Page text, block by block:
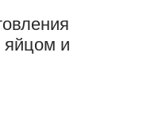
яйцом и